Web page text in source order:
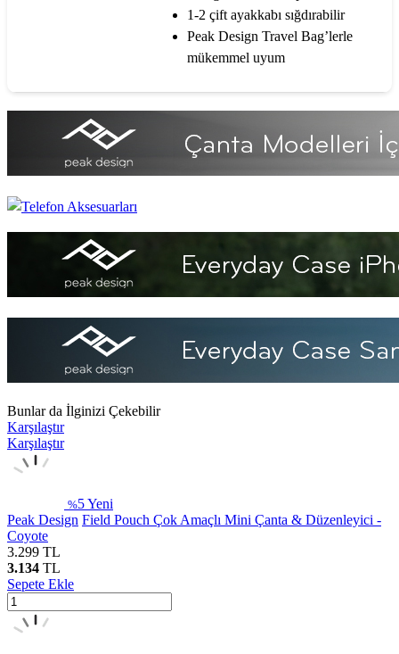
1-2 çift ayakkabı sığdırabilir
Peak Design Travel Bag’lerle
mükemmel uyum
Bunlar da İlginizi Çekebilir
Karşılaştır
Karşılaştır
%5Yeni
Peak Design Field Pouch Çok Amaçlı Mini Çanta & Düzenleyici -
Coyote
3.299 TL
3.134 TL
Sepete Ekle